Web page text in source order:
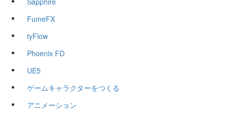
FumeFX
tyFlow
Phoenix FD
UE5
ゲームキャラクターをつくる
アニメーション